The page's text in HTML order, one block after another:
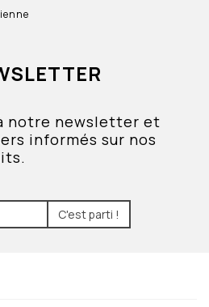
notre newsletter et
informés sur nos
C'est parti !